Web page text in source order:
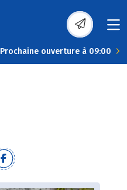
Prochaine ouverture à 09:00